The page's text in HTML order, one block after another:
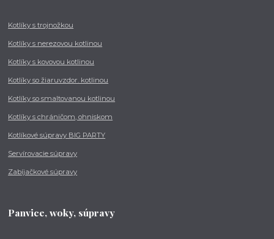
Kotlíky s trojnožkou
Kotlíky s nerezovou kotlinou
Kotlíky s kovovou kotlinou
Kotlíky so žiaruvzdor. kotlinou
Kotlíky so smaltovanou kotlinou
Kotlíky s chráničom, ohniskom
Kotlíkové súpravy BIG PARTY
Servírovacie súpravy
Zabíjačkové súpravy
Panvice, woky, súpravy